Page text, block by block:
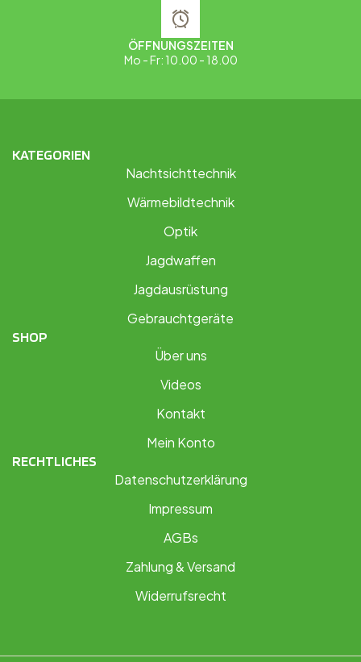
ÖFFNUNGSZEITEN
Mo - Fr: 10.00 - 18.00
KATEGORIEN
Nachtsichttechnik
Wärmebildtechnik
Optik
Jagdwaffen
Jagdausrüstung
Gebrauchtgeräte
SHOP
Über uns
Videos
Kontakt
Mein Konto
RECHTLICHES
Datenschutzerklärung
Impressum
AGBs
Zahlung & Versand
Widerrufsrecht